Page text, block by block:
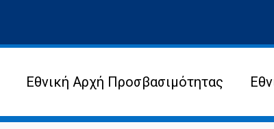
Εθνική Αρχή Προσβασιμότητας